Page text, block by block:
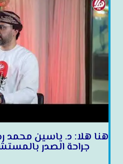
هنا هلا: د. ياسين محمد
جراحة الصدر